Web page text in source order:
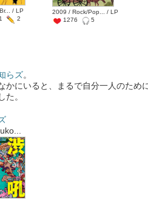
/ LP
1 2
2009 / Rock/Pop... / LP
1276
5
らズ。
かにいると、まるで自分一人のため
た。